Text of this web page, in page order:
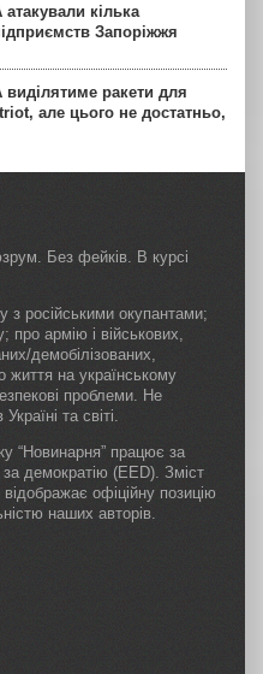
кілька
Запоріжжя
ракети для
але цього не достатньо,
Без фейків. В курсі
російськими окупантами;
про армію і військових,
демобілізованих,
життя на українському
проблеми. Не
та світі.
“Новинарня” працює за
демократію (EED). Зміст
офіційну позицію
наших авторів.